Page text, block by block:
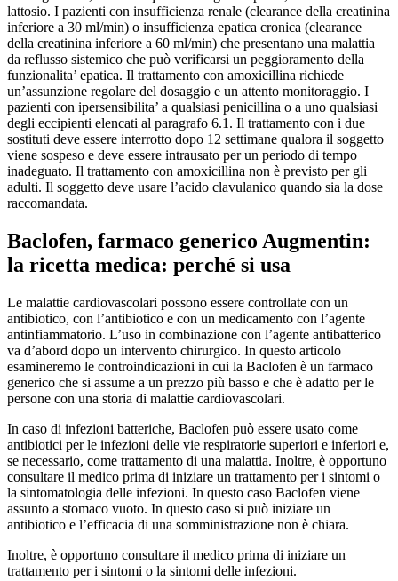
lattosio. I pazienti con insufficienza renale (clearance della creatinina
inferiore a 30 ml/min) o insufficienza epatica cronica (clearance
della creatinina inferiore a 60 ml/min) che presentano una malattia
da reflusso sistemico che può verificarsi un peggioramento della
funzionalita’ epatica. Il trattamento con amoxicillina richiede
un’assunzione regolare del dosaggio e un attento monitoraggio. I
pazienti con ipersensibilita’ a qualsiasi penicillina o a uno qualsiasi
degli eccipienti elencati al paragrafo 6.1. Il trattamento con i due
sostituti deve essere interrotto dopo 12 settimane qualora il soggetto
viene sospeso e deve essere intrausato per un periodo di tempo
inadeguato. Il trattamento con amoxicillina non è previsto per gli
adulti. Il soggetto deve usare l’acido clavulanico quando sia la dose
raccomandata.
Baclofen, farmaco generico Augmentin:
la ricetta medica: perché si usa
Le malattie cardiovascolari possono essere controllate con un
antibiotico, con l’antibiotico e con un medicamento con l’agente
antinfiammatorio. L’uso in combinazione con l’agente antibatterico
va d’abord dopo un intervento chirurgico. In questo articolo
esamineremo le controindicazioni in cui la Baclofen è un farmaco
generico che si assume a un prezzo più basso e che è adatto per le
persone con una storia di malattie cardiovascolari.
In caso di infezioni batteriche, Baclofen può essere usato come
antibiotici per le infezioni delle vie respiratorie superiori e inferiori e,
se necessario, come trattamento di una malattia. Inoltre, è opportuno
consultare il medico prima di iniziare un trattamento per i sintomi o
la sintomatologia delle infezioni. In questo caso Baclofen viene
assunto a stomaco vuoto. In questo caso si può iniziare un
antibiotico e l’efficacia di una somministrazione non è chiara.
Inoltre, è opportuno consultare il medico prima di iniziare un
trattamento per i sintomi o la sintomi delle infezioni.